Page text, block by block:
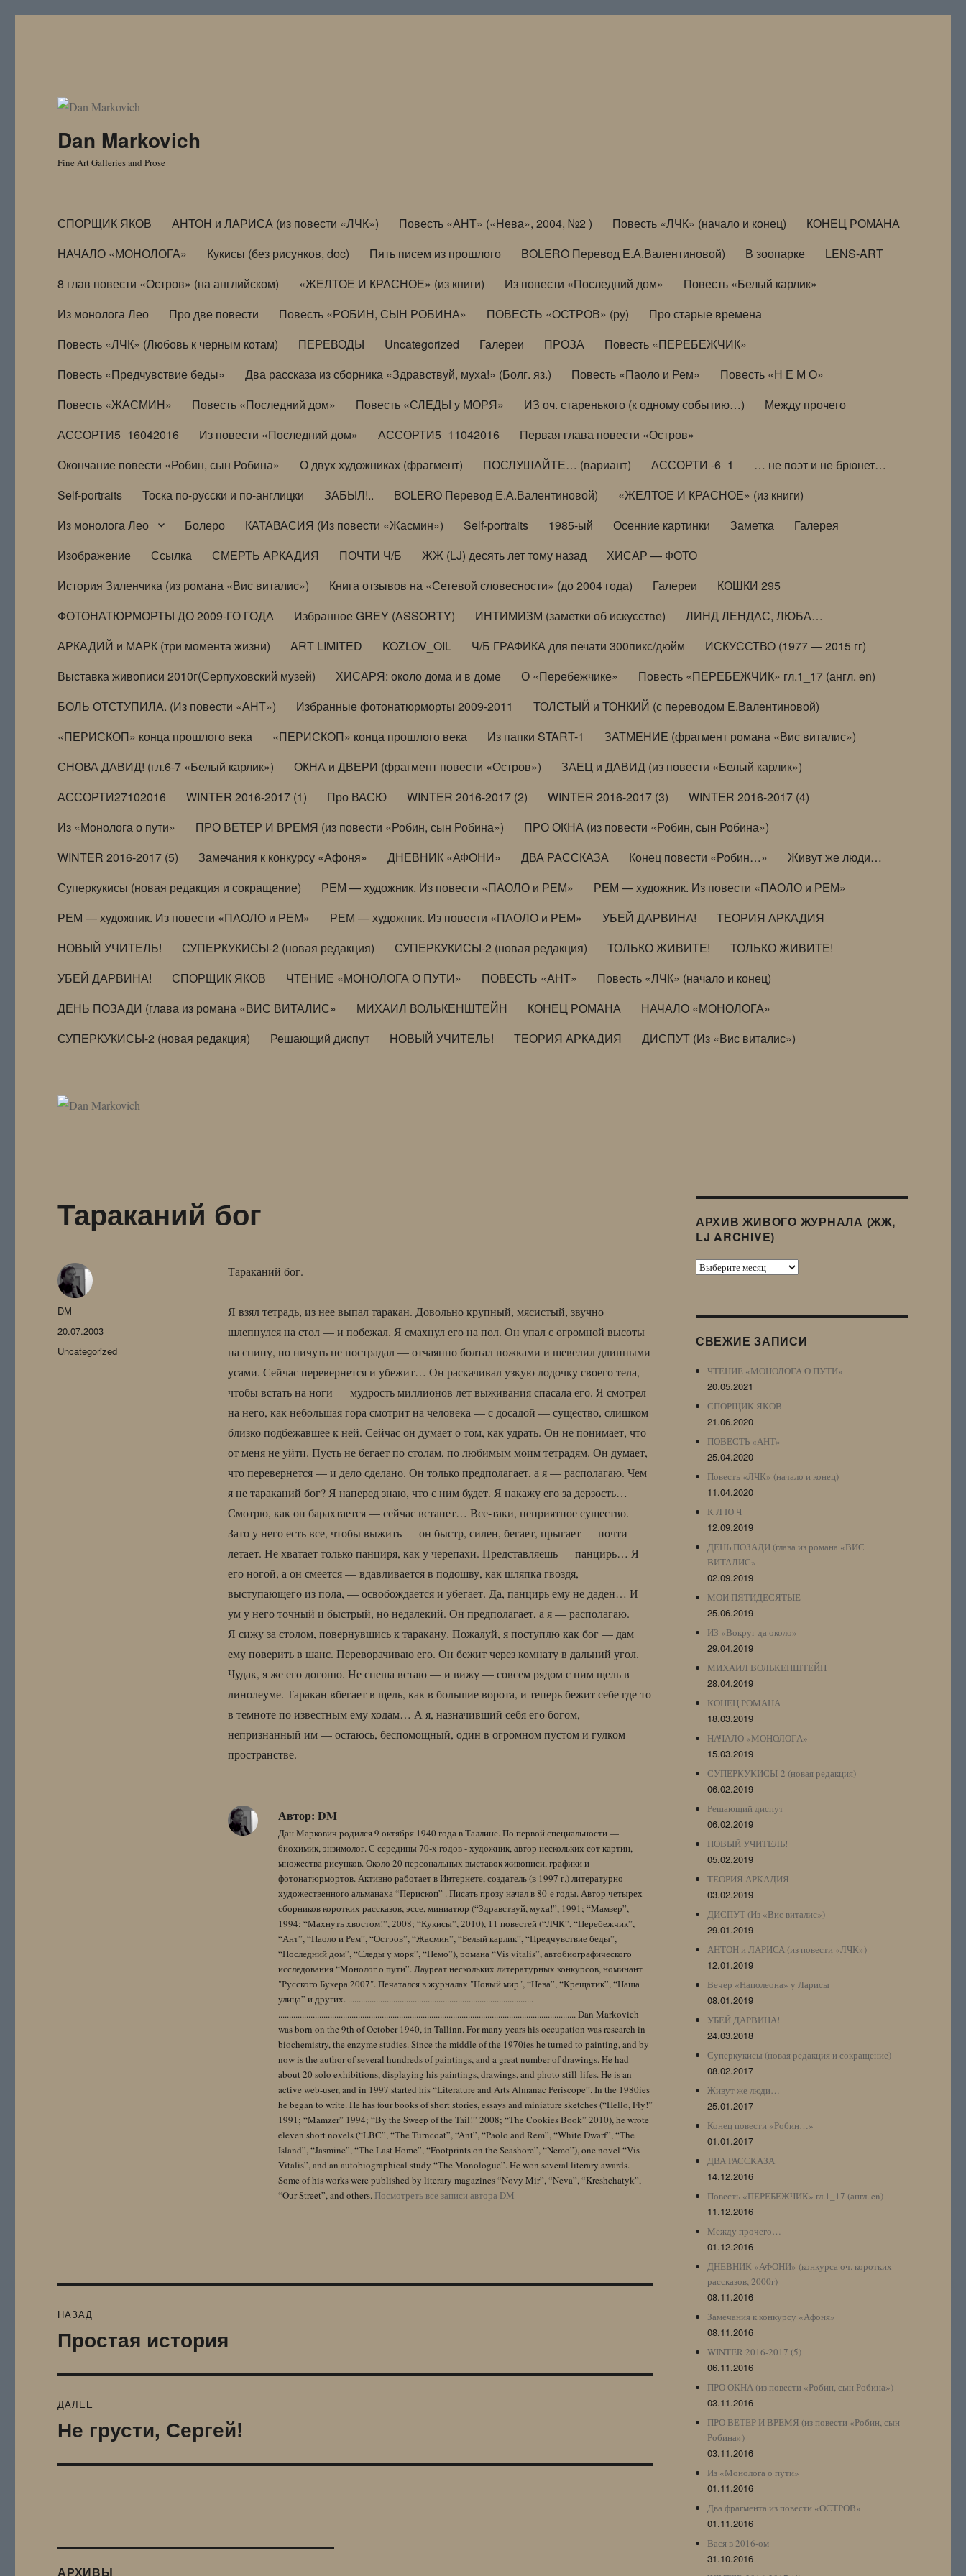
Dan Markovich
Fine Art Galleries and Prose
СПОРЩИК ЯКОВ АНТОН и ЛАРИСА (из повести «ЛЧК») Повесть «АНТ» («Нева», 2004, №2 ) Повесть «ЛЧК» (начало и конец)
КОНЕЦ РОМАНА
НАЧАЛО «МОНОЛОГА»
Кукисы (без рисунков, doc) Пять писем из прошлого BOLERO Перевод Е.А.Валентиновой) В зоопарке
LENS-ART
8 глав повести «Остров» (на английском)
«ЖЕЛТОЕ И КРАСНОЕ» (из книги) Из повести «Последний дом»
Повесть «Белый карлик»
Из монолога Лео
Про две повести Повесть «РОБИН, СЫН РОБИНА» ПОВЕСТЬ «ОСТРОВ» (ру)
Про старые времена
Повесть «ЛЧК» (Любовь к черным котам)
ПЕРЕВОДЫ Uncategorized Галереи ПРОЗА
Повесть «ПЕРЕБЕЖЧИК»
Повесть «Предчувствие беды»
Два рассказа из сборника «Здравствуй, муха!» (Болг. яз.) Повесть «Паоло и Рем»
Повесть «Н Е М О»
Повесть «ЖАСМИН»
Повесть «Последний дом» Повесть «СЛЕДЫ у МОРЯ» ИЗ оч. старенького (к одному событию…)
Между прочего
АССОРТИ5_16042016
Из повести «Последний дом» АССОРТИ5_11042016
Первая глава повести «Остров»
Окончание повести «Робин, сын Робина»
О двух художниках (фрагмент) ПОСЛУШАЙТЕ… (вариант) АССОРТИ -6_1
… не поэт и не брюнет…
Self-portraits
Тоска по-русски и по-англицки ЗАБЫЛ!.. BOLERO Перевод Е.А.Валентиновой)
«ЖЕЛТОЕ И КРАСНОЕ» (из книги)
Из монолога Лео
Болеро КАТАВАСИЯ (Из повести «Жасмин») Self-portraits 1985-ый Осенние картинки Заметка
Галерея
Изображение
Ссылка СМЕРТЬ АРКАДИЯ ПОЧТИ Ч/Б ЖЖ (LJ) десять лет тому назад
ХИСАР — ФОТО
История Зиленчика (из романа «Вис виталис»)
Книга отзывов на «Сетевой словесности» (до 2004 года) Галереи
КОШКИ 295
ФОТОНАТЮРМОРТЫ ДО 2009-ГО ГОДА
Избранное GREY (ASSORTY) ИНТИМИЗМ (заметки об искусстве)
ЛИНД ЛЕНДАС, ЛЮБА…
АРКАДИЙ и МАРК (три момента жизни)
ART LIMITED KOZLOV_OIL Ч/Б ГРАФИКА для печати 300пикс/дюйм
ИСКУССТВО (1977 — 2015 гг)
Выставка живописи 2010г(Серпуховский музей)
ХИСАРЯ: около дома и в доме О «Перебежчике»
Повесть «ПЕРЕБЕЖЧИК» гл.1_17 (англ. en)
БОЛЬ ОТСТУПИЛА. (Из повести «АНТ»)
Избранные фотонатюрморты 2009-2011
ТОЛСТЫЙ и ТОНКИЙ (с переводом Е.Валентиновой)
«ПЕРИСКОП» конца прошлого века
«ПЕРИСКОП» конца прошлого века Из папки START-1
ЗАТМЕНИЕ (фрагмент романа «Вис виталис»)
СНОВА ДАВИД! (гл.6-7 «Белый карлик»)
ОКНА и ДВЕРИ (фрагмент повести «Остров»)
ЗАЕЦ и ДАВИД (из повести «Белый карлик»)
АССОРТИ27102016
WINTER 2016-2017 (1) Про ВАСЮ WINTER 2016-2017 (2) WINTER 2016-2017 (3)
WINTER 2016-2017 (4)
Из «Монолога о пути»
ПРО ВЕТЕР И ВРЕМЯ (из повести «Робин, сын Робина»)
ПРО ОКНА (из повести «Робин, сын Робина»)
WINTER 2016-2017 (5)
Замечания к конкурсу «Афоня» ДНЕВНИК «АФОНИ» ДВА РАССКАЗА Конец повести «Робин…»
Живут же люди…
Суперкукисы (новая редакция и сокращение)
РЕМ — художник. Из повести «ПАОЛО и РЕМ»
РЕМ — художник. Из повести «ПАОЛО и РЕМ»
РЕМ — художник. Из повести «ПАОЛО и РЕМ»
РЕМ — художник. Из повести «ПАОЛО и РЕМ» УБЕЙ ДАРВИНА!
ТЕОРИЯ АРКАДИЯ
НОВЫЙ УЧИТЕЛЬ!
СУПЕРКУКИСЫ-2 (новая редакция) СУПЕРКУКИСЫ-2 (новая редакция) ТОЛЬКО ЖИВИТЕ!
ТОЛЬКО ЖИВИТЕ!
УБЕЙ ДАРВИНА!
СПОРЩИК ЯКОВ ЧТЕНИЕ «МОНОЛОГА О ПУТИ» ПОВЕСТЬ «АНТ»
Повесть «ЛЧК» (начало и конец)
ДЕНЬ ПОЗАДИ (глава из романа «ВИС ВИТАЛИС»
МИХАИЛ ВОЛЬКЕНШТЕЙН КОНЕЦ РОМАНА
НАЧАЛО «МОНОЛОГА»
СУПЕРКУКИСЫ-2 (новая редакция)
Решающий диспут НОВЫЙ УЧИТЕЛЬ! ТЕОРИЯ АРКАДИЯ ДИСПУТ (Из «Вис виталис»)
Тараканий бог
Тараканий бог.
Я взял тетрадь, из нее выпал таракан. Довольно крупный, мясистый, звучно
шлепнулся на стол — и побежал. Я смахнул его на пол. Он упал с огромной высоты
на спину, но ничуть не пострадал — отчаянно болтал ножками и шевелил длинными
усами. Сейчас перевернется и убежит… Он раскачивал узкую лодочку своего тела,
чтобы встать на ноги — мудрость миллионов лет выживания спасала его. Я смотрел
на него, как небольшая гора смотрит на человека — с досадой — существо, слишком
близко подбежавшее к ней. Сейчас он думает о том, как удрать. Он не понимает, что
от меня не уйти. Пусть не бегает по столам, по любимым моим тетрадям. Он думает,
что перевернется — и дело сделано. Он только предполагает, а я — располагаю. Чем
я не тараканий бог? Я наперед знаю, что с ним будет. Я накажу его за дерзость…
Смотрю, как он барахтается — сейчас встанет… Все-таки, неприятное существо.
Зато у него есть все, чтобы выжить — он быстр, силен, бегает, прыгает — почти
летает. Не хватает только панциря, как у черепахи. Представляешь — панцирь… Я
его ногой, а он смеется — вдавливается в подошву, как шляпка гвоздя,
выступающего из пола, — освобождается и убегает. Да, панцирь ему не даден… И
ум у него точный и быстрый, но недалекий. Он предполагает, а я — располагаю.
Я сижу за столом, повернувшись к таракану. Пожалуй, я поступлю как бог — дам
ему поверить в шанс. Переворачиваю его. Он бежит через комнату в дальний угол.
Чудак, я же его догоню. Не спеша встаю — и вижу — совсем рядом с ним щель в
линолеуме. Таракан вбегает в щель, как в большие ворота, и теперь бежит себе где-то
в темноте по известным ему ходам… А я, назначивший себя его богом,
непризнанный им — остаюсь, беспомощный, один в огромном пустом и гулком
пространстве.
Автор: DM
Дан Маркович родился 9 октября 1940 года в Таллине. По первой специальности —
биохимик, энзимолог. С середины 70-х годов - художник, автор нескольких сот картин,
множества рисунков. Около 20 персональных выставок живописи, графики и
фотонатюрмортов. Активно работает в Интернете, создатель (в 1997 г.) литературно-
художественного альманаха “Перископ” . Писать прозу начал в 80-е годы. Автор четырех
сборников коротких рассказов, эссе, миниатюр (“Здравствуй, муха!”, 1991; “Мамзер”,
1994; “Махнуть хвостом!”, 2008; “Кукисы”, 2010), 11 повестей (“ЛЧК”, “Перебежчик”,
“Ант”, “Паоло и Рем”, “Остров”, “Жасмин”, “Белый карлик”, “Предчувствие беды”,
“Последний дом”, “Следы у моря”, “Немо”), романа “Vis vitalis”, автобиографического
исследования “Монолог о пути”. Лауреат нескольких литературных конкурсов, номинант
"Русского Букера 2007". Печатался в журналах "Новый мир", “Нева”, “Крещатик”, “Наша
улица” и других. ......................................................................................
.......................................................................................................................................... Dan Markovich
was born on the 9th of October 1940, in Tallinn. For many years his occupation was research in
biochemistry, the enzyme studies. Since the middle of the 1970ies he turned to painting, and by
now is the author of several hundreds of paintings, and a great number of drawings. He had
about 20 solo exhibitions, displaying his paintings, drawings, and photo still-lifes. He is an
active web-user, and in 1997 started his “Literature and Arts Almanac Periscope”. In the 1980ies
he began to write. He has four books of short stories, essays and miniature sketches (“Hello, Fly!”
1991; “Mamzer” 1994; “By the Sweep of the Tail!” 2008; “The Cookies Book” 2010), he wrote
eleven short novels (“LBC”, “The Turncoat”, “Ant”, “Paolo and Rem”, “White Dwarf”, “The
Island”, “Jasmine”, “The Last Home”, “Footprints on the Seashore”, “Nemo”), one novel “Vis
Vitalis”, and an autobiographical study “The Monologue”. He won several literary awards.
Some of his works were published by literary magazines “Novy Mir”, “Neva”, “Kreshchatyk”,
“Our Street”, and others. Посмотреть все записи автора DM
Автор
DM
Опубликовано
20.07.2003
Рубрики
Uncategorized
по
НАЗАД
Предыдущая
запись:
Простая история
ДАЛЕЕ
Следующая
Не грусти, Сергей!
АРХИВЫ
АРХИВ ЖИВОГО ЖУРНАЛА (ЖЖ,
LJ ARCHIVE)
Архив
Archive)
СВЕЖИЕ ЗАПИСИ
ЧТЕНИЕ «МОНОЛОГА О ПУТИ»
20.05.2021
СПОРЩИК ЯКОВ
21.06.2020
ПОВЕСТЬ «АНТ»
25.04.2020
Повесть «ЛЧК» (начало и конец)
11.04.2020
К Л Ю Ч
12.09.2019
ДЕНЬ ПОЗАДИ (глава из романа «ВИС
ВИТАЛИС»
02.09.2019
МОИ ПЯТИДЕСЯТЫЕ
25.06.2019
ИЗ «Вокруг да около»
29.04.2019
МИХАИЛ ВОЛЬКЕНШТЕЙН
28.04.2019
КОНЕЦ РОМАНА
18.03.2019
НАЧАЛО «МОНОЛОГА»
15.03.2019
СУПЕРКУКИСЫ-2 (новая редакция)
06.02.2019
Решающий диспут
06.02.2019
НОВЫЙ УЧИТЕЛЬ!
05.02.2019
ТЕОРИЯ АРКАДИЯ
03.02.2019
ДИСПУТ (Из «Вис виталис»)
29.01.2019
АНТОН и ЛАРИСА (из повести «ЛЧК»)
12.01.2019
Вечер «Наполеона» у Ларисы
08.01.2019
УБЕЙ ДАРВИНА!
24.03.2018
Суперкукисы (новая редакция и сокращение)
08.02.2017
Живут же люди…
25.01.2017
Конец повести «Робин…»
01.01.2017
ДВА РАССКАЗА
14.12.2016
Повесть «ПЕРЕБЕЖЧИК» гл.1_17 (англ. en)
11.12.2016
Между прочего…
01.12.2016
ДНЕВНИК «АФОНИ» (конкурса оч. коротких
рассказов, 2000г)
08.11.2016
Замечания к конкурсу «Афоня»
08.11.2016
WINTER 2016-2017 (5)
06.11.2016
ПРО ОКНА (из повести «Робин, сын Робина»)
03.11.2016
ПРО ВЕТЕР И ВРЕМЯ (из повести «Робин, сын
Робина»)
03.11.2016
Из «Монолога о пути»
01.11.2016
Два фрагмента из повести «ОСТРОВ»
01.11.2016
Вася в 2016-ом
31.10.2016